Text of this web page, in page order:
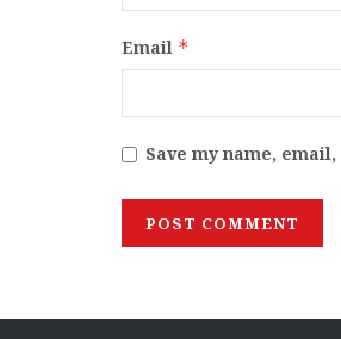
Email *
Save my name,